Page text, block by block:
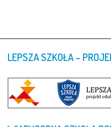
LEPSZASZKOŁA–